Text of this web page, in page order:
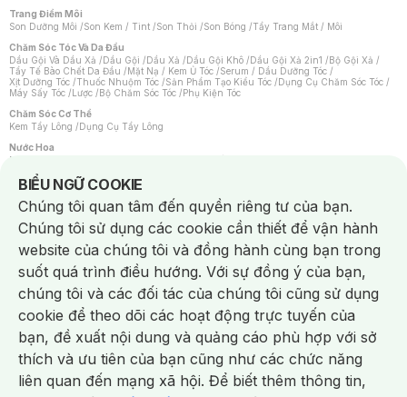
Trang Điểm Môi
Son Dưỡng Môi /Son Kem / Tint /Son Thỏi /Son Bóng /Tẩy Trang Mắt / Môi
Chăm Sóc Tóc Và Da Đầu
Dầu Gội Và Dầu Xả /Dầu Gội /Dầu Xả /Dầu Gội Khô /Dầu Gội Xả 2in1 /Bộ Gội Xả /
Tẩy Tế Bào Chết Da Đầu /Mặt Nạ / Kem Ủ Tóc /Serum / Dầu Dưỡng Tóc /
Xịt Dưỡng Tóc /Thuốc Nhuộm Tóc /Sản Phẩm Tạo Kiểu Tóc /Dụng Cụ Chăm Sóc Tóc /
Máy Sấy Tóc /Lược /Bộ Chăm Sóc Tóc /Phụ Kiện Tóc
Chăm Sóc Cơ Thể
Kem Tẩy Lông /Dụng Cụ Tẩy Lông
Nước Hoa
Nước Hoa Nữ
Chăm Sóc Cá Nhân
Chống Muỗi /Khẩu Trang /Máy Massage/Mặt Nạ Xông Hơi /Nước Rửa Tay/
Sản Phẩm Chăm Sóc Khác /Bàn Chải Đánh Răng /Bàn Chải Điện/
Hỗ Trợ Trắng Răng/Kem Đánh Răng /Máy Tăm Nước/ Nước Súc Miệng/
Tăm / Chỉ Nha Khoa/ Xịt Thơm Miệng / Dung Dịch Vệ Sinh/Dưỡng Vùng Kín/
Khăn Ướt Vệ Sinh Vùng Kín/Băng Vệ Sinh/Tampon/Bọt Cạo Râu /Dao Cạo Râu/
Máy Cạo Râu
Vấn Đề Về Da
Da Dầu / Lỗ Chân Lông To/ Da Khô / Mất Nước/ Da Lão Hóa/ Da Mụn/
Da Nhạy Cảm / Kích Ứng
Da Xỉn Màu Thâm / Nám / Tàn Nhang
Quầng Thâm & Bọng Mắt /Sẹo /Viêm Da Cơ Địa
Dụng Cụ / Phụ Kiện Chăm Sóc Da
Bông Tẩy Trang
Khăn Lau Mặt Khô Dụng Cụ / Máy Rửa Mặt Máy Chăm Sóc Da
Dụng Cụ Chăm Sóc Khác
BIỂU NGỮ COOKIE
Notice about cookies usage
Chúng tôi quan tâm đến quyền riêng tư của bạn.
Chúng tôi sử dụng các cookie cần thiết để vận hành
website của chúng tôi và đồng hành cùng bạn trong
suốt quá trình điều hướng. Với sự đồng ý của bạn,
chúng tôi và các đối tác của chúng tôi cũng sử dụng
cookie để theo dõi các hoạt động trực tuyến của
bạn, đề xuất nội dung và quảng cáo phù hợp với sở
thích và ưu tiên của bạn cũng như các chức năng
liên quan đến mạng xã hội. Để biết thêm thông tin,